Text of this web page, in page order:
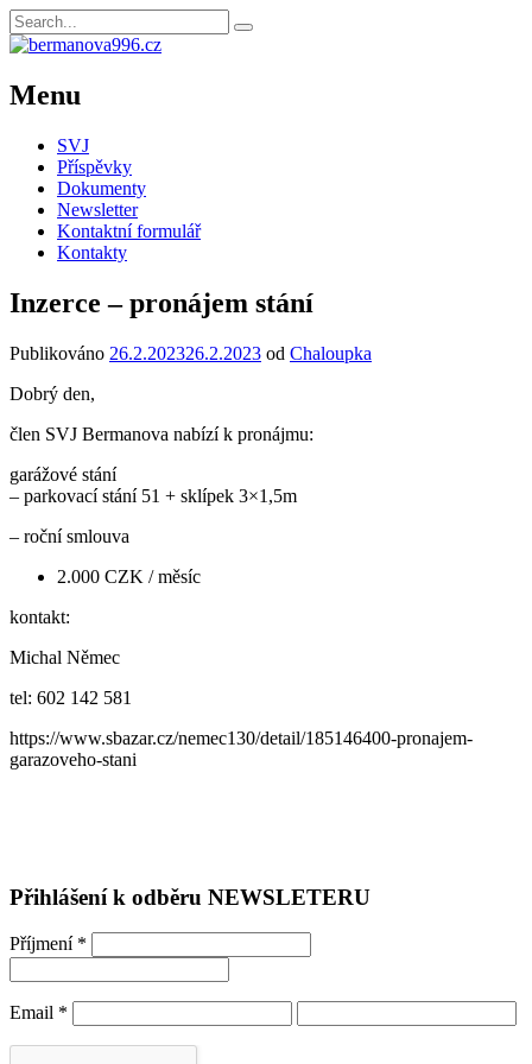
Menu
SVJ
Příspěvky
Dokumenty
Newsletter
Kontaktní formulář
Kontakty
Inzerce – pronájem stání
Publikováno 26.2.202326.2.2023 od Chaloupka
Dobrý den,
člen SVJ Bermanova nabízí k pronájmu:
garážové stání
– parkovací stání 51 + sklípek 3×1,5m
– roční smlouva
2.000 CZK / měsíc
kontakt:
Michal Němec
tel: 602 142 581
https://www.sbazar.cz/nemec130/detail/185146400-pronajem-
garazoveho-stani
Přihlášení k odběru NEWSLETERU
Příjmení *
Email *